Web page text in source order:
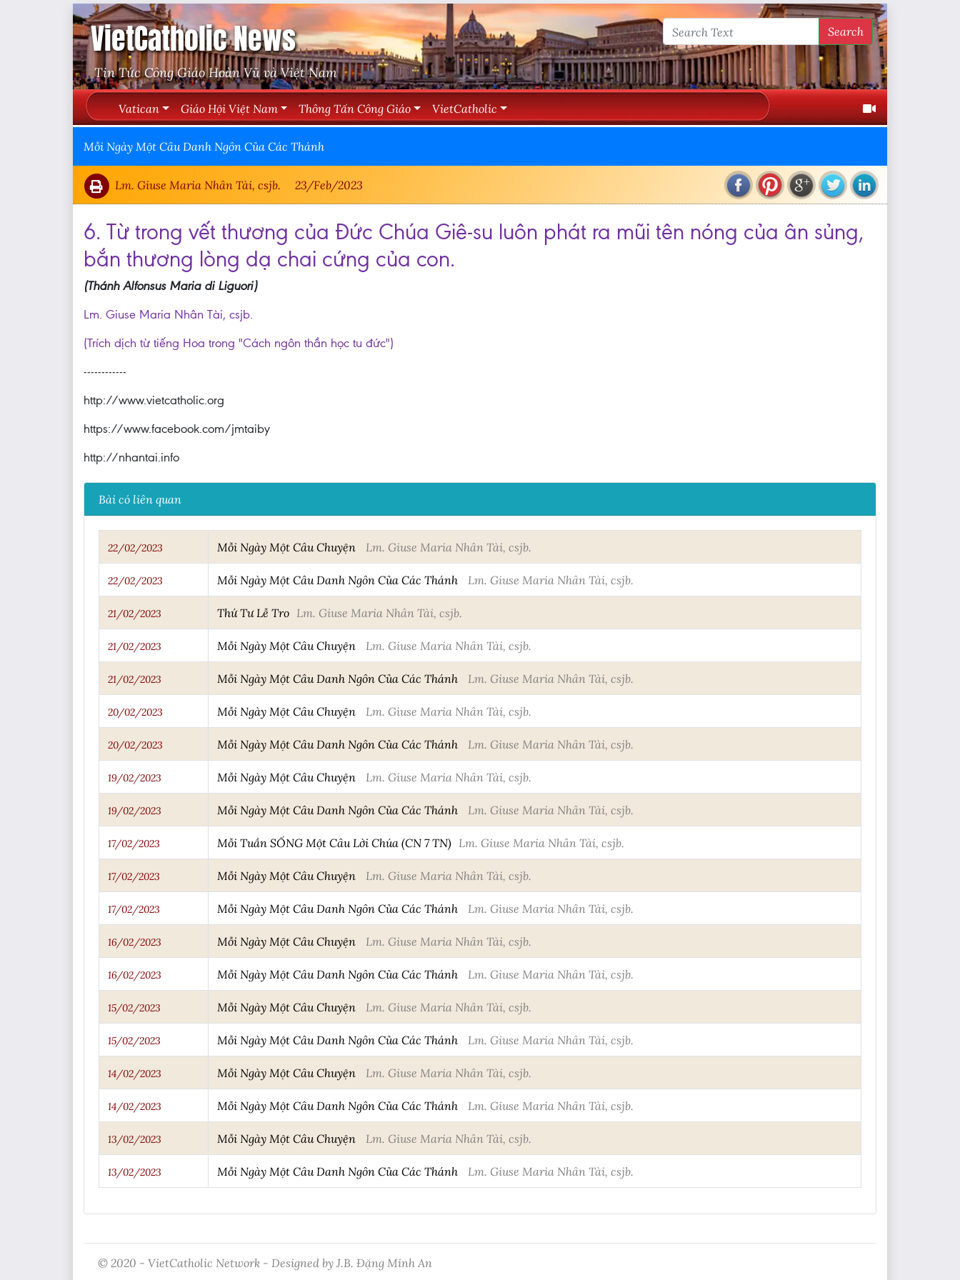
VietCatholic News
Tin Tức Công Giáo Hoàn Vũ và Việt Nam
Search
Vatican Giáo Hội Việt Nam Thông Tấn Công Giáo VietCatholic
Mỗi Ngày Một Câu Danh Ngôn Của Các Thánh
Lm. Giuse Maria Nhân Tài, csjb. 23/Feb/2023
6. Từ trong vết thương của Đức Chúa Giê-su luôn phát ra mũi tên nóng của ân sủng,
bắn thương lòng dạ chai cứng của con.
(Thánh Alfonsus Maria di Liguori)
Lm. Giuse Maria Nhân Tài, csjb.
(Trích dịch từ tiếng Hoa trong "Cách ngôn thần học tu đức")
------------
http://www.vietcatholic.org
https://www.facebook.com/jmtaiby
http://nhantai.info
Bài có liên quan
22/02/2023 Mỗi Ngày Một Câu Chuyện Lm. Giuse Maria Nhân Tài, csjb.
22/02/2023 Mỗi Ngày Một Câu Danh Ngôn Của Các Thánh Lm. Giuse Maria Nhân Tài, csjb.
21/02/2023 Thứ Tư Lễ Tro Lm. Giuse Maria Nhân Tài, csjb.
21/02/2023 Mỗi Ngày Một Câu Chuyện Lm. Giuse Maria Nhân Tài, csjb.
21/02/2023 Mỗi Ngày Một Câu Danh Ngôn Của Các Thánh Lm. Giuse Maria Nhân Tài, csjb.
20/02/2023 Mỗi Ngày Một Câu Chuyện Lm. Giuse Maria Nhân Tài, csjb.
20/02/2023 Mỗi Ngày Một Câu Danh Ngôn Của Các Thánh Lm. Giuse Maria Nhân Tài, csjb.
19/02/2023 Mỗi Ngày Một Câu Chuyện Lm. Giuse Maria Nhân Tài, csjb.
19/02/2023 Mỗi Ngày Một Câu Danh Ngôn Của Các Thánh Lm. Giuse Maria Nhân Tài, csjb.
17/02/2023 Mỗi Tuần SỐNG Một Câu Lời Chúa (CN 7 TN) Lm. Giuse Maria Nhân Tài, csjb.
17/02/2023 Mỗi Ngày Một Câu Chuyện Lm. Giuse Maria Nhân Tài, csjb.
17/02/2023 Mỗi Ngày Một Câu Danh Ngôn Của Các Thánh Lm. Giuse Maria Nhân Tài, csjb.
16/02/2023 Mỗi Ngày Một Câu Chuyện Lm. Giuse Maria Nhân Tài, csjb.
16/02/2023 Mỗi Ngày Một Câu Danh Ngôn Của Các Thánh Lm. Giuse Maria Nhân Tài, csjb.
15/02/2023 Mỗi Ngày Một Câu Chuyện Lm. Giuse Maria Nhân Tài, csjb.
15/02/2023 Mỗi Ngày Một Câu Danh Ngôn Của Các Thánh Lm. Giuse Maria Nhân Tài, csjb.
14/02/2023 Mỗi Ngày Một Câu Chuyện Lm. Giuse Maria Nhân Tài, csjb.
14/02/2023 Mỗi Ngày Một Câu Danh Ngôn Của Các Thánh Lm. Giuse Maria Nhân Tài, csjb.
13/02/2023 Mỗi Ngày Một Câu Chuyện Lm. Giuse Maria Nhân Tài, csjb.
13/02/2023 Mỗi Ngày Một Câu Danh Ngôn Của Các Thánh Lm. Giuse Maria Nhân Tài, csjb.
© 2020 - VietCatholic Network - Designed by J.B. Đặng Minh An